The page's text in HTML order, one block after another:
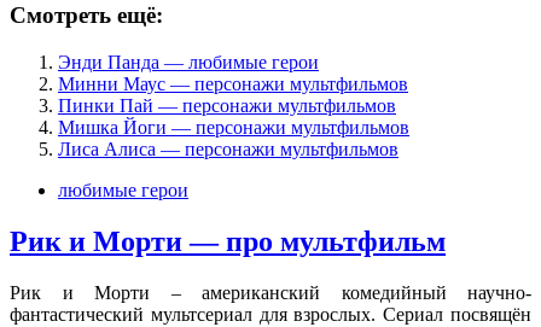
Смотреть ещё:
Энди Панда — любимые герои
Минни Маус — персонажи мультфильмов
Пинки Пай — персонажи мультфильмов
Мишка Йоги — персонажи мультфильмов
Лиса Алиса — персонажи мультфильмов
любимые герои
Рик и Морти — про мультфильм
Рик и Морти – американский комедийный научно-
фантастический мультсериал для взрослых. Сериал посвящён